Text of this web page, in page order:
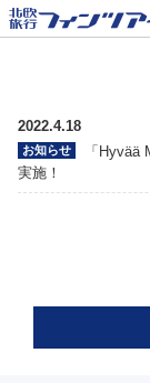
2022.4.18
お知らせ
「Hyvää
実施！